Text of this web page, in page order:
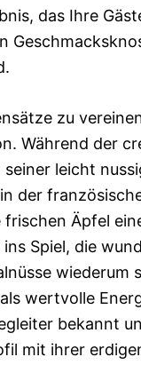
das Ihre
zu
Während der
leicht
der
Äpfel
ins Spiel, die
wiederum
wertvolle
bekannt
mit ihrer